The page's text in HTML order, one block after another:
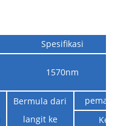
Spesifikasi
1570nm
Bermula dari
langit ke